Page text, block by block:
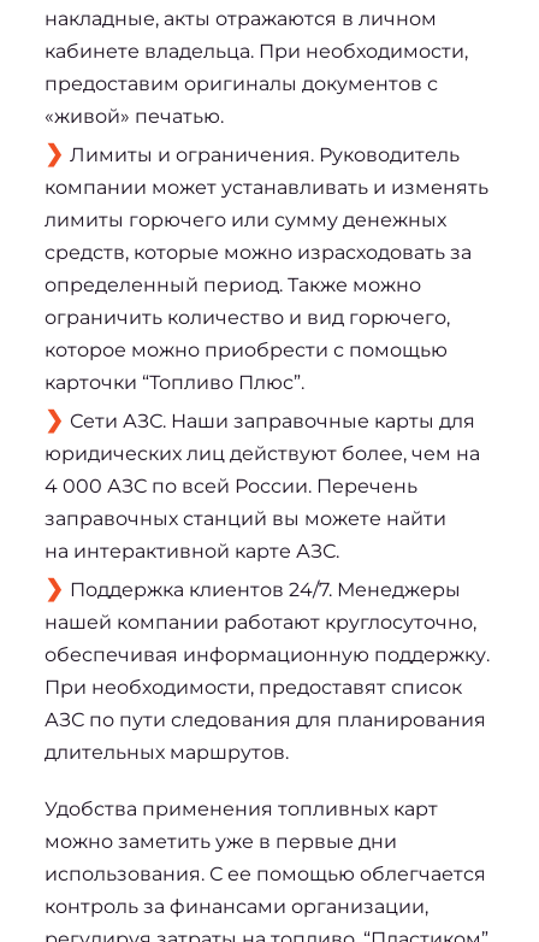
накладные, акты отражаются в личном
кабинете владельца. При необходимости,
предоставим оригиналы документов с
«живой» печатью.
Лимиты и ограничения. Руководитель
компании может устанавливать и изменять
лимиты горючего или сумму денежных
средств, которые можно израсходовать за
определенный период. Также можно
ограничить количество и вид горючего,
которое можно приобрести с помощью
карточки “Топливо Плюс”.
Сети АЗС. Наши заправочные карты для
юридических лиц действуют более, чем на
4 000 АЗС по всей России. Перечень
заправочных станций вы можете найти
на интерактивной карте АЗС.
Поддержка клиентов 24/7. Менеджеры
нашей компании работают круглосуточно,
обеспечивая информационную поддержку.
При необходимости, предоставят список
АЗС по пути следования для планирования
длительных маршрутов.
Удобства применения топливных карт
можно заметить уже в первые дни
использования. С ее помощью облегчается
контроль за финансами организации,